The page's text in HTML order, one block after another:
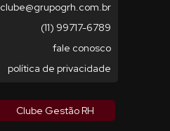
clube@grupogrh.com.br
(11) 99717-6789
fale conosco
política de privacidade
Clube Gestão RH